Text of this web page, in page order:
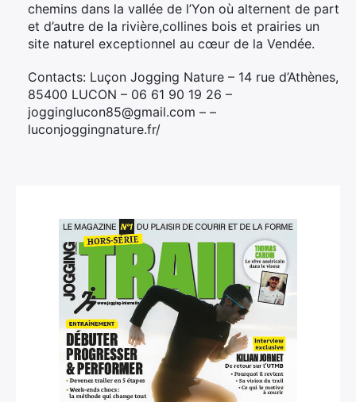
chemins dans la vallée de l’Yon où alternent de part
et d’autre de la rivière,collines bois et prairies un
site naturel exceptionnel au cœur de la Vendée.
Contacts: Luçon Jogging Nature – 14 rue d’Athènes,
85400 LUCON – 06 61 90 19 26 –
jogginglucon85@gmail.com – –
luconjoggingnature.fr/